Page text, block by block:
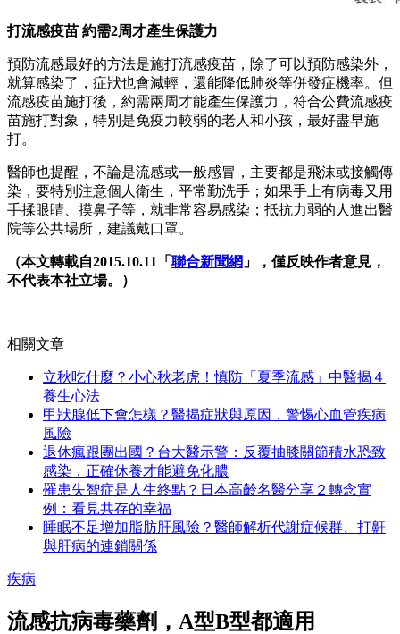
打流感疫苗 約需2周才產生保護力
預防流感最好的方法是施打流感疫苗，除了可以預防感染外，
就算感染了，症狀也會減輕，還能降低肺炎等併發症機率。但
流感疫苗施打後，約需兩周才能產生保護力，符合公費流感疫
苗施打對象，特別是免疫力較弱的老人和小孩，最好盡早施
打。
醫師也提醒，不論是流感或一般感冒，主要都是飛沫或接觸傳
染，要特別注意個人衛生，平常勤洗手；如果手上有病毒又用
手揉眼睛、摸鼻子等，就非常容易感染；抵抗力弱的人進出醫
院等公共場所，建議戴口罩。
（本文轉載自2015.10.11「 聯合新聞網 」，僅反映作者意見，
不代表本社立場。）
相關文章
立秋吃什麼？小心秋老虎！慎防「夏季流感」中醫揭４
養生心法
甲狀腺低下會怎樣？醫揭症狀與原因，警惕心血管疾病
風險
退休瘋跟團出國？台大醫示警：反覆抽膝關節積水恐致
感染，正確休養才能避免化膿
罹患失智症是人生終點？日本高齡名醫分享２轉念實
例：看見共存的幸福
睡眠不足增加脂肪肝風險？醫師解析代謝症候群、打鼾
與肝病的連鎖關係
疾病
流感抗病毒藥劑，A型B型都適用